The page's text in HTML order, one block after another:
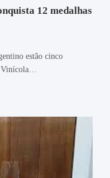
12 medalhas
estão cinco